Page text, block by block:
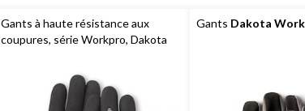
Gants à haute résistance aux
coupures, série Workpro, Dakota
Gants Dakota